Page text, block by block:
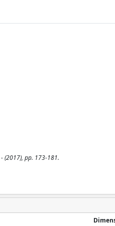
(2017), pp. 173-181.